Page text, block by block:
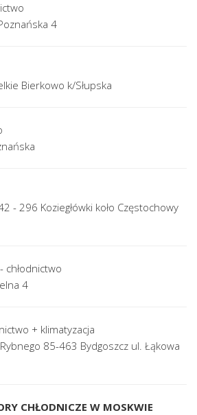
4
Bierkowo k/Słupska
- 296 Koziegłówki koło Częstochowy
- chłodnictwo
4
+ klimatyzacja
85-463 Bydgoszcz ul. Łąkowa
CHŁODNICZE W MOSKWIE